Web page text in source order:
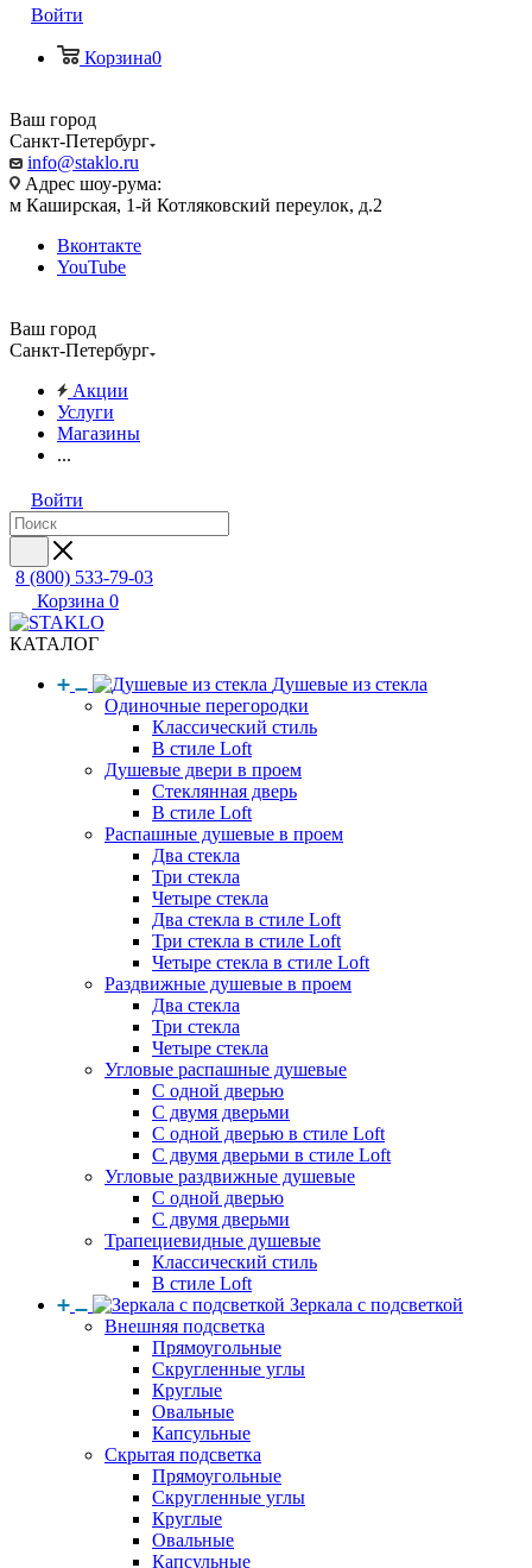
Войти
Корзина0
Ваш город
Санкт-Петербург
info@staklo.ru
Адрес шоу-рума:
м Каширская, 1-й Котляковский переулок, д.2
Вконтакте
YouTube
Ваш город
Санкт-Петербург
Акции
Услуги
Магазины
...
Войти
8 (800) 533-79-03
Корзина 0
КАТАЛОГ
Душевые из стекла
Одиночные перегородки
Классический стиль
В стиле Loft
Душевые двери в проем
Стеклянная дверь
В стиле Loft
Распашные душевые в проем
Два стекла
Три стекла
Четыре стекла
Два стекла в стиле Loft
Три стекла в стиле Loft
Четыре стекла в стиле Loft
Раздвижные душевые в проем
Два стекла
Три стекла
Четыре стекла
Угловые распашные душевые
С одной дверью
С двумя дверьми
С одной дверью в стиле Loft
С двумя дверьми в стиле Loft
Угловые раздвижные душевые
С одной дверью
С двумя дверьми
Трапециевидные душевые
Классический стиль
В стиле Loft
Зеркала с подсветкой
Внешняя подсветка
Прямоугольные
Скругленные углы
Круглые
Овальные
Капсульные
Скрытая подсветка
Прямоугольные
Скругленные углы
Круглые
Овальные
Капсульные